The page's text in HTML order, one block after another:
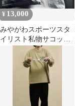
¥ 13,000
みやがわスポーツスタ
イリスト私物サコッシ
ュコウイチロウ